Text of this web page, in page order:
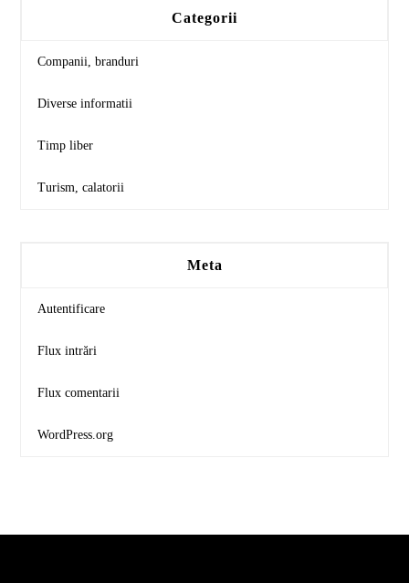
Categorii
Companii, branduri
Diverse informatii
Timp liber
Turism, calatorii
Meta
Autentificare
Flux intrări
Flux comentarii
WordPress.org